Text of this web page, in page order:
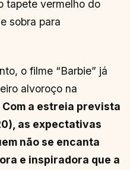
tapete vermelho do
sobra para
o filme “Barbie” já
alvoroço na
Com a estreia prevista
as expectativas
não se encanta
e inspiradora que a